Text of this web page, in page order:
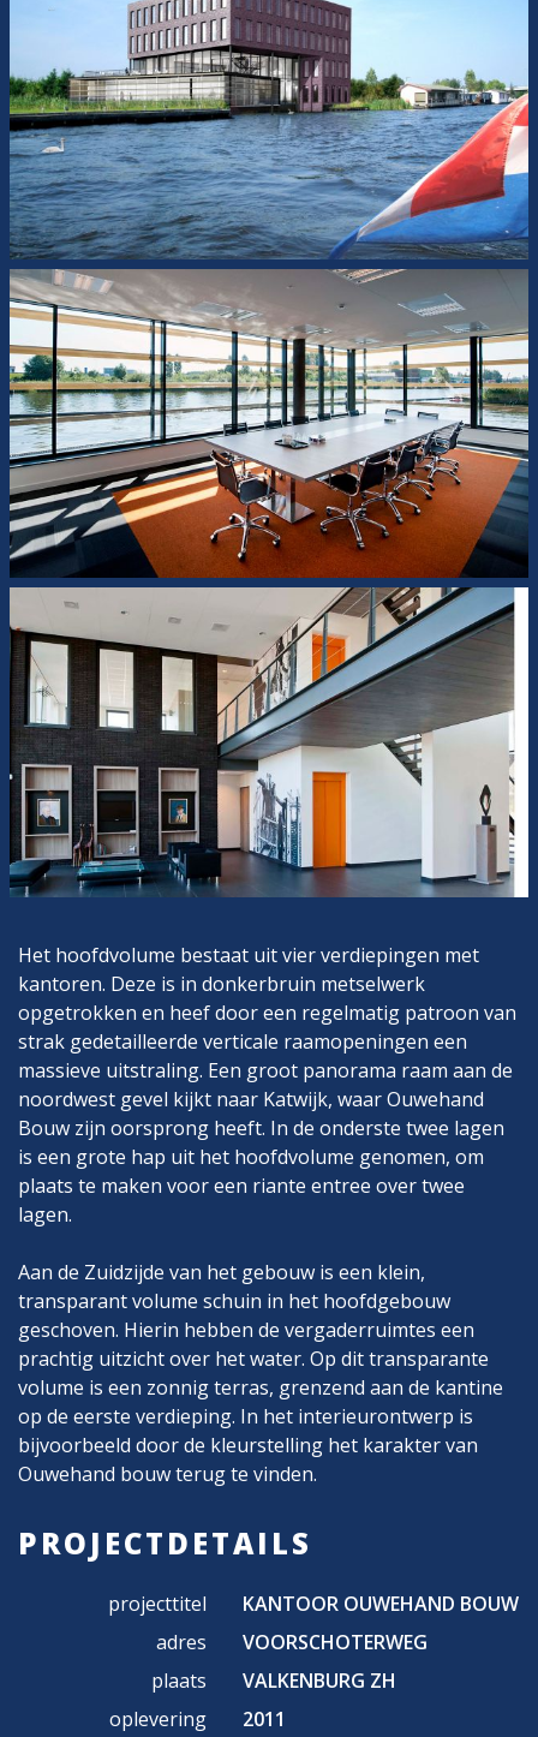
Het hoofdvolume bestaat uit vier verdiepingen met
kantoren. Deze is in donkerbruin metselwerk
opgetrokken en heef door een regelmatig patroon van
strak gedetailleerde verticale raamopeningen een
massieve uitstraling. Een groot panorama raam aan de
noordwest gevel kijkt naar Katwijk, waar Ouwehand
Bouw zijn oorsprong heeft. In de onderste twee lagen
is een grote hap uit het hoofdvolume genomen, om
plaats te maken voor een riante entree over twee
lagen.
Aan de Zuidzijde van het gebouw is een klein,
transparant volume schuin in het hoofdgebouw
geschoven. Hierin hebben de vergaderruimtes een
prachtig uitzicht over het water. Op dit transparante
volume is een zonnig terras, grenzend aan de kantine
op de eerste verdieping. In het interieurontwerp is
bijvoorbeeld door de kleurstelling het karakter van
Ouwehand bouw terug te vinden.
PROJECTDETAILS
projecttitel
KANTOOR OUWEHAND BOUW
adres
VOORSCHOTERWEG
plaats
VALKENBURG ZH
oplevering
2011